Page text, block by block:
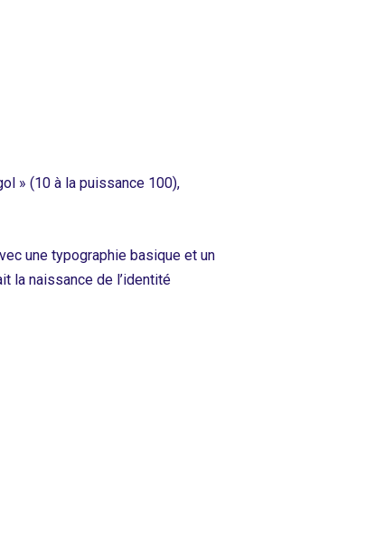
» (10 à la puissance 100),
une typographie basique et un
la naissance de l’identité